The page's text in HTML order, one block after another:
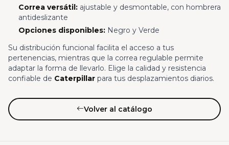
Correa versátil:ajustable y desmontable, con hombrera
antideslizante
Opciones disponibles:Negro y Verde
Su distribución funcional facilita el acceso a tus
pertenencias, mientras que la correa regulable permite
adaptar la forma de llevarlo. Elige la calidad y resistencia
confiable de Caterpillar para tus desplazamientos diarios.
Volver al catálogo